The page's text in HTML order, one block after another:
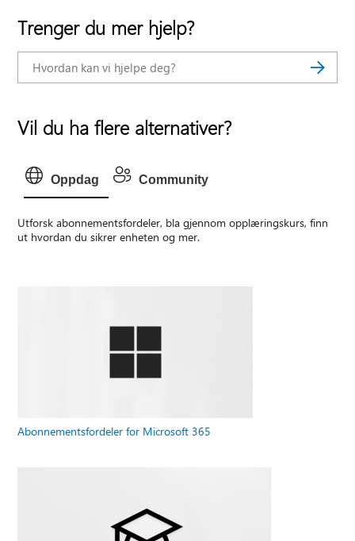
Trenger du mer hjelp?
Vil du ha flere alternativer?
Oppdag Community
Utforsk abonnementsfordeler, bla gjennom opplæringskurs, finn
ut hvordan du sikrer enheten og mer.
Abonnementsfordeler for Microsoft 365